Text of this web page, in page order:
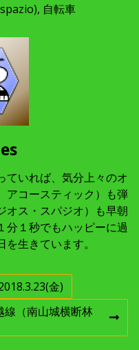
, 自転車
ていれば、気分上々のオ
アコースティック）も弾
オス・スパジオ）も早朝
分１秒でもハッピーに過
生きています。
金)
線（南山城横断林